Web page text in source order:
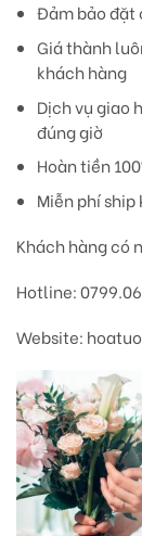
Đảm bảo đặt
Giá thành
khách hàng
Dịch vụ giao
đúng giờ
Hoàn tiền
Miễn phí ship
Khách hàng có
Hotline:
Website: